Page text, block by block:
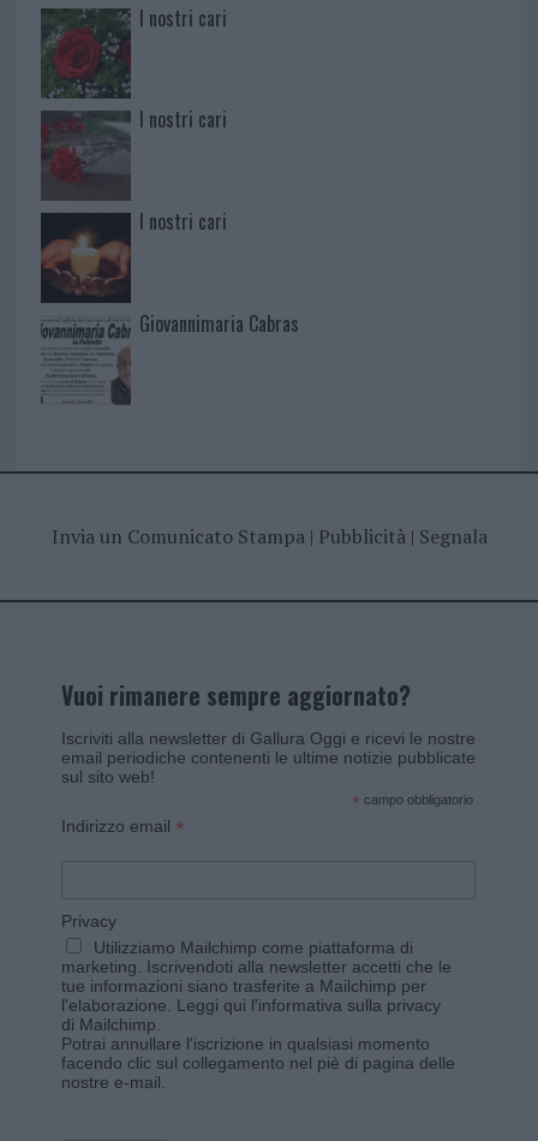
I nostri cari
I nostri cari
I nostri cari
Giovannimaria Cabras
Invia un Comunicato Stampa| Pubblicità| Segnala
Vuoi rimanere sempre aggiornato?
Iscriviti alla newsletter di Gallura Oggi e ricevi le nostre
email periodiche contenenti le ultime notizie pubblicate
sul sito web!
* campo obbligatorio
Indirizzo email *
Privacy
Utilizziamo Mailchimp come piattaforma di
marketing. Iscrivendoti alla newsletter accetti che le
tue informazioni siano trasferite a Mailchimp per
l'elaborazione. Leggi qui l'informativa sulla privacy
di Mailchimp.
Potrai annullare l'iscrizione in qualsiasi momento
facendo clic sul collegamento nel piè di pagina delle
nostre e-mail.